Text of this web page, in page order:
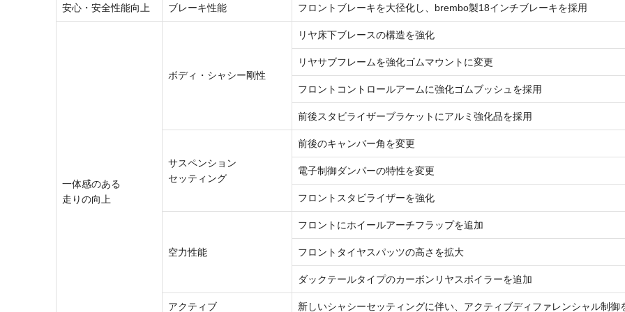
安心・安全性能向上 ブレーキ性能 フロントブレーキを大径化し、brembo製18インチブレーキを採用
一体感のある
走りの向上
ボディ・シャシー剛性
リヤ床下ブレースの構造を強化
リヤサブフレームを強化ゴムマウントに変更
フロントコントロールアームに強化ゴムブッシュを採用
前後スタビライザーブラケットにアルミ強化品を採用
サスペンション
セッティング
前後のキャンバー角を変更
電子制御ダンパーの特性を変更
フロントスタビライザーを強化
空力性能
フロントにホイールアーチフラップを追加
フロントタイヤスパッツの高さを拡大
ダックテールタイプのカーボンリヤスポイラーを追加
アクティブ 新しいシャシーセッティングに伴い、アクティブディファレンシャル制御